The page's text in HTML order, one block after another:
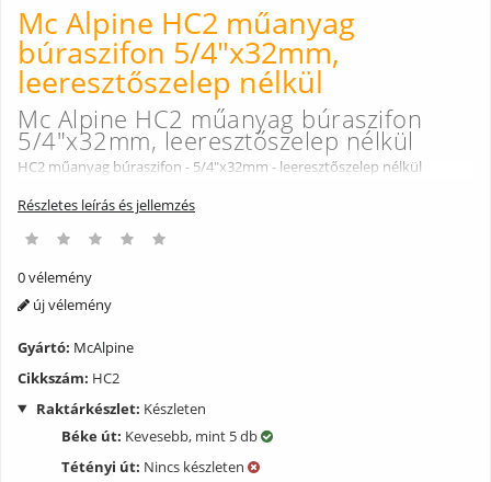
Mc Alpine HC2 műanyag
búraszifon 5/4"x32mm,
leeresztőszelep nélkül
Mc Alpine HC2 műanyag búraszifon
5/4"x32mm, leeresztőszelep nélkül
HC2 műanyag búraszifon - 5/4"x32mm - leeresztőszelep nélkül
Részletes leírás és jellemzés
0 vélemény
új vélemény
Gyártó: McAlpine
Cikkszám: HC2
Raktárkészlet: Készleten
Béke út: Kevesebb, mint 5 db
Tétényi út: Nincs készleten